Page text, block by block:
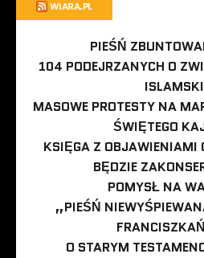
WIARA.PL
PIEŚŃ
104 PODEJRZANYCH O
MASOWE PROTESTY NA
ŚWIĘTEGO
KSIĘGA Z OBJAWIENIAMI
BĘDZIE
POMYSŁ NA
„PIEŚŃ
O STARYM